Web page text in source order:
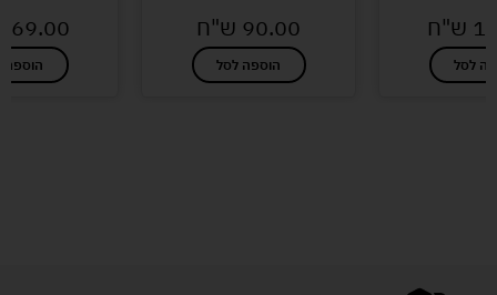
ש"ח
לסל
90.00 ש"ח
הוספה לסל הוספה